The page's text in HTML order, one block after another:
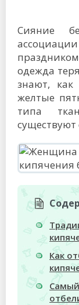
Сияние
одежда
знают,
желтые
типа
существуют
Как